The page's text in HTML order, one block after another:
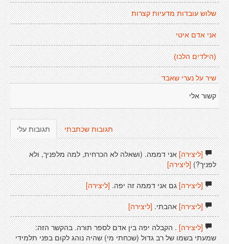
שלוש עובדות מדעיות קצרות
אני אדם איטי
(הילדים הלכו)
שיר על נערי שאבד
קשור אלי
תגובות עלי תגובות שכתבתי
[ליצירה]אני דממה. (ושאלה לא הכרחית, למה מלפניך, ולא
לפניך?) [ליצירה]
[ליצירה]גם אני דממה זה יפה. [ליצירה]
[ליצירה]אהבתי. [ליצירה]
[ליצירה]. הקבלה יפה בין אדם לספר תורה. בהקשר הזה:
שמעתי בשמו של רב גדול (שכחתי מי) שהיה נוהג לקום בפני תלמידי